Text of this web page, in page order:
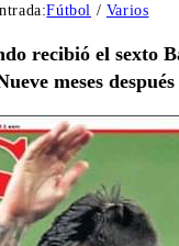
Fútbol / Varios
recibió el sexto
meses